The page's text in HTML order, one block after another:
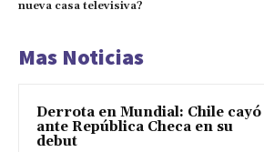
nueva casa televisiva?
Mas Noticias
Derrota en Mundial: Chile cayó
ante República Checa en su
debut